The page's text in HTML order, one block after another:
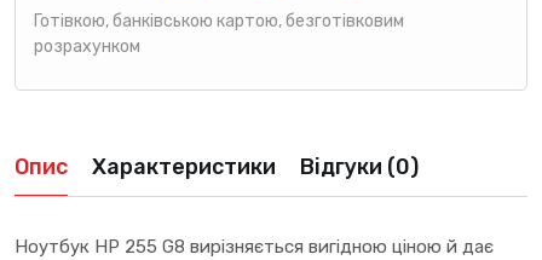
Готівкою, банківською картою, безготівковим
розрахунком
Опис Характеристики Відгуки (0)
Ноутбук HP 255 G8 вирізняється вигідною ціною й дає